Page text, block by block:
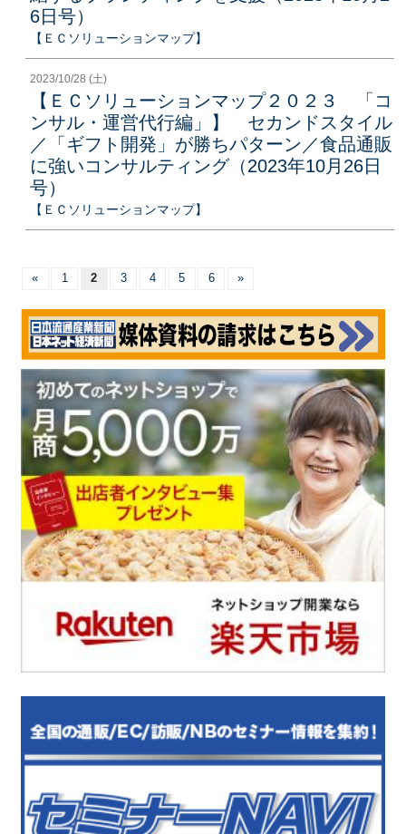
6日号）
【ＥＣソリューションマップ】
2023/10/28 (土)
【ＥＣソリューションマップ２０２３ 「コ
ンサル・運営代行編」】 セカンドスタイル
／「ギフト開発」が勝ちパターン／食品通販
に強いコンサルティング（2023年10月26日
号）
【ＥＣソリューションマップ】
« 1 2 3 4 5 6 »